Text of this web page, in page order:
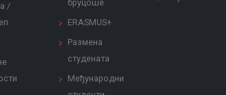
/
бруцоше
ERASMUS+
Размена
студената
Међународни